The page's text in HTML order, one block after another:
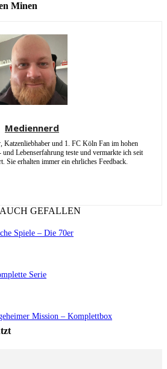
Minen
Mediennerd
Katzenliebhaber und 1. FC Köln Fan im hohen
Lebenserfahrung teste und vermarkte ich seit
Sie erhalten immer ein ehrliches Feedback.
GEFALLEN
Spiele – Die 70er
Serie
Mission – Komplettbox